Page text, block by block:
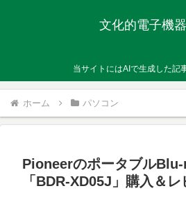
文化的電子機
当サイトにはAIで生成した記
ホーム パソコン
Pioneerのポータブル
「BDR-XD05J」購入＆レ